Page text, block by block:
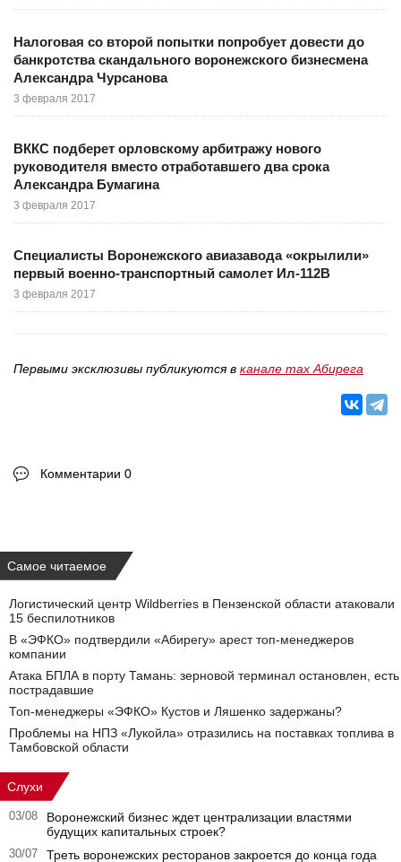
Налоговая со второй попытки попробует довести до
банкротства скандального воронежского бизнесмена
Александра Чурсанова
3 февраля 2017
ВККС подберет орловскому арбитражу нового
руководителя вместо отработавшего два срока
Александра Бумагина
3 февраля 2017
Специалисты Воронежского авиазавода «окрылили»
первый военно-транспортный самолет Ил-112В
3 февраля 2017
Первыми эксклюзивы публикуются в канале max Абирега
Комментарии 0
Самое читаемое
Логистический центр Wildberries в Пензенской области атаковали
15 беспилотников
В «ЭФКО» подтвердили «Абирегу» арест топ-менеджеров
компании
Атака БПЛА в порту Тамань: зерновой терминал остановлен, есть
пострадавшие
Топ-менеджеры «ЭФКО» Кустов и Ляшенко задержаны?
Проблемы на НПЗ «Лукойла» отразились на поставках топлива в
Тамбовской области
Слухи
03/08
Воронежский бизнес ждет централизации властями
будущих капитальных строек?
30/07 Треть воронежских ресторанов закроется до конца года